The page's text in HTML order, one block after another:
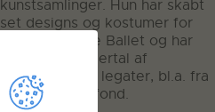
kunstsamlinger. Hun har skabt
set designs og kostumer for
Den Kongelige Ballet og har
modtaget et flertal af
prestigefyldte legater, bl.a. fra
Statens Kunstfond.